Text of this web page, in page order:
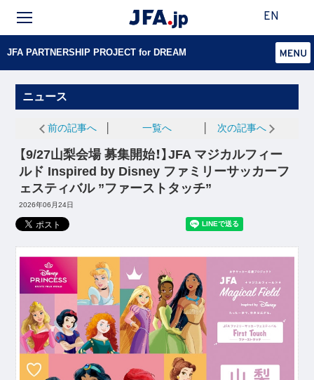
EN
JFA PARTNERSHIP PROJECT for DREAM
ニュース
前の記事へ 一覧へ 次の記事へ
【9/27山梨会場 募集開始！】JFA マジカルフィー
ルド Inspired by Disney ファミリーサッカーフ
ェスティバル ”ファーストタッチ”
2026年06月24日